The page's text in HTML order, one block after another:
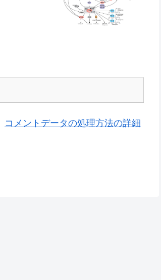
コメントデータの処理方法の詳細